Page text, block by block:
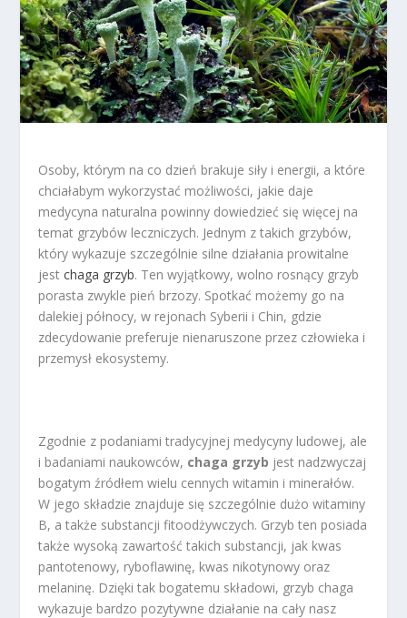
Osoby, którym na co dzień brakuje siły i energii, a które
chciałabym wykorzystać możliwości, jakie daje
medycyna naturalna powinny dowiedzieć się więcej na
temat grzybów leczniczych. Jednym z takich grzybów,
który wykazuje szczególnie silne działania prowitalne
jestchaga grzyb. Ten wyjątkowy, wolno rosnący grzyb
porasta zwykle pień brzozy. Spotkać możemy go na
dalekiej północy, w rejonach Syberii i Chin, gdzie
zdecydowanie preferuje nienaruszone przez człowieka i
przemysł ekosystemy.
Zgodnie z podaniami tradycyjnej medycyny ludowej, ale
i badaniami naukowców, chaga grzyb jest nadzwyczaj
bogatym źródłem wielu cennych witamin i minerałów.
W jego składzie znajduje się szczególnie dużo witaminy
B, a także substancji fitoodżywczych. Grzyb ten posiada
także wysoką zawartość takich substancji, jak kwas
pantotenowy, ryboflawinę, kwas nikotynowy oraz
melaninę. Dzięki tak bogatemu składowi, grzyb chaga
wykazuje bardzo pozytywne działanie na cały nasz